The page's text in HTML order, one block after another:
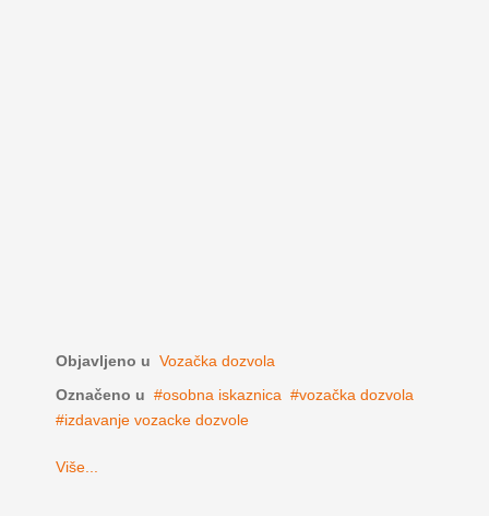
Objavljeno u Vozačka dozvola
Označeno u
osobna iskaznica
vozačka dozvola
izdavanje vozacke dozvole
Više...